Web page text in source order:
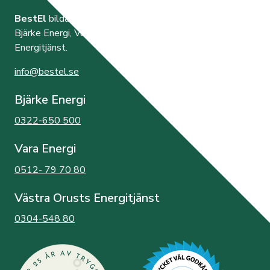
BestEl bildades år 2000 av de tre elnätsföretagen
Bjärke Energi, Vara Energi samt Västra Orusts
Energitjänst.
info@bestel.se
Bjärke Energi
0322-650 500
Vara Energi
0512- 79 70 80
Västra Orusts Energitjänst
0304-548 80